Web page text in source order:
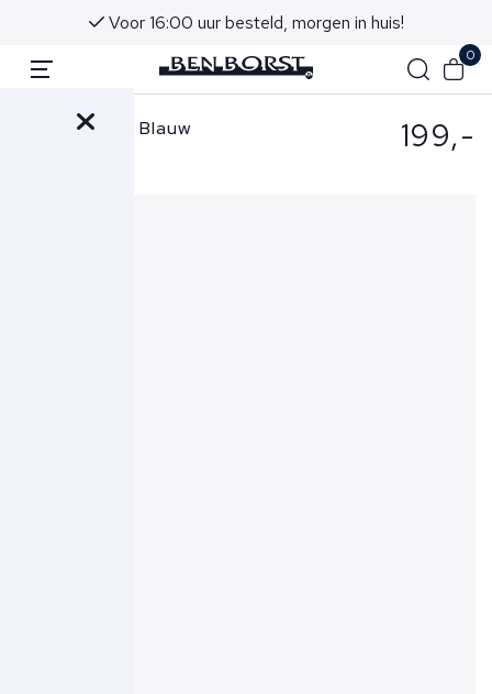
Voor 16:00 uur besteld, morgen in huis!
0
Replay Jeans Blauw 199,-